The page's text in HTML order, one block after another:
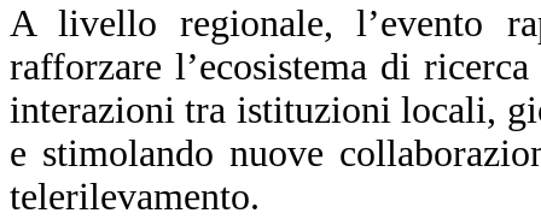
A livello regionale, l’evento
rafforzare l’ecosistema di
interazioni tra istituzioni locali,
e stimolando nuove
telerilevamento.